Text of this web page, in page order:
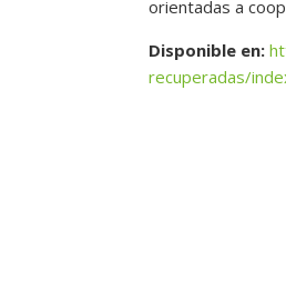
orientadas a
Disponible en:
recuperadas/